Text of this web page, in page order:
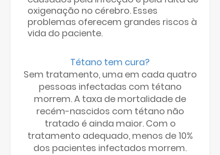
oxigenação no cérebro. Esses
problemas oferecem grandes riscos à
vida do paciente.
Tétano tem cura?
Sem tratamento, uma em cada quatro
pessoas infectadas com tétano
morrem. A taxa de mortalidade de
recém-nascidos com tétano não
tratado é ainda maior. Com o
tratamento adequado, menos de 10%
dos pacientes infectados morrem.